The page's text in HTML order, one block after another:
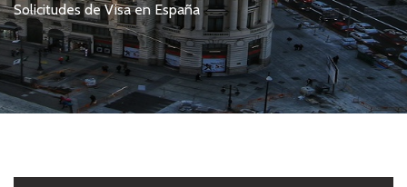
Solicitudes de Visa en España